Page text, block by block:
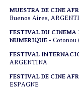
MUESTRA DE CINE
Buenos Aires,
FESTIVAL DU
NUMERIQUE • Cotonou
FESTIVAL
ARGENTINA
FESTIVAL DE CINE
ESPAGNE